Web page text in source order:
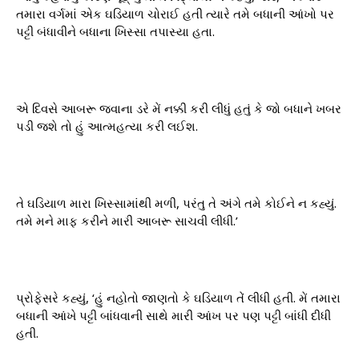
તમારા વર્ગમાં એક ઘડિયાળ ચોરાઈ હતી ત્યારે તમે બધાની આંખો પર
પટ્ટી બંધાવીને બધાના ખિસ્સા તપાસ્યા હતા.
એ દિવસે આબરૂ જવાના ડરે મેં નક્કી કરી લીધું હતું કે જો બધાને ખબર
પડી જશે તો હું આત્મહત્યા કરી લઈશ.
તે ઘડિયાળ મારા ખિસ્સામાંથી મળી, પરંતુ તે અંગે તમે કોઈને ન કહ્યું.
તમે મને માફ કરીને મારી આબરૂ સાચવી લીધી.’
પ્રોફેસરે કહ્યું, ‘હું નહોતો જાણતો કે ઘડિયાળ તેં લીધી હતી. મેં તમારા
બધાની આંખે પટ્ટી બાંધવાની સાથે મારી આંખ પર પણ પટ્ટી બાંધી દીધી
હતી.